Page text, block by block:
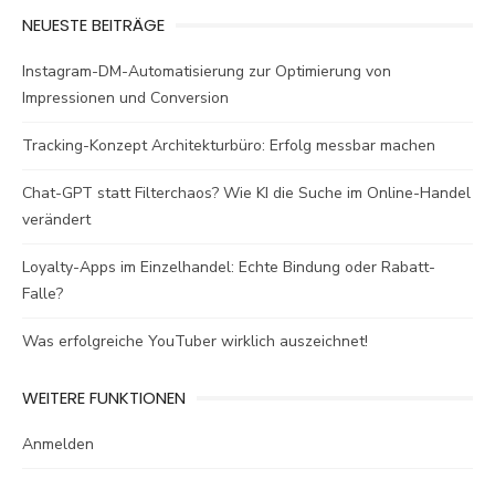
NEUESTE BEITRÄGE
Instagram-DM-Automatisierung zur Optimierung von
Impressionen und Conversion
Tracking-Konzept Architekturbüro: Erfolg messbar machen
Chat-GPT statt Filterchaos? Wie KI die Suche im Online-Handel
verändert
Loyalty-Apps im Einzelhandel: Echte Bindung oder Rabatt-
Falle?
Was erfolgreiche YouTuber wirklich auszeichnet!
WEITERE FUNKTIONEN
Anmelden